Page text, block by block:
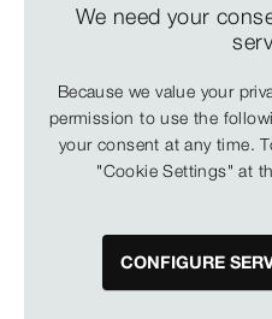
We need your
Because we value your
permission to use the
your consent at any time.
"Cookie Settings" at
CONFIGURE